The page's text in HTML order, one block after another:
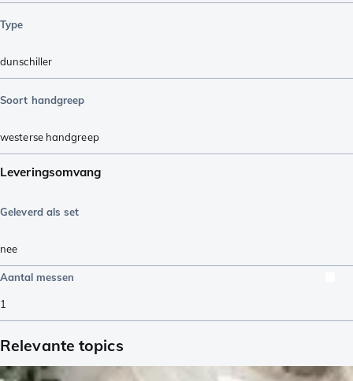
Type
dunschiller
Soort handgreep
westerse handgreep
Leveringsomvang
Geleverd als set
nee
Aantal messen
1
Relevante topics